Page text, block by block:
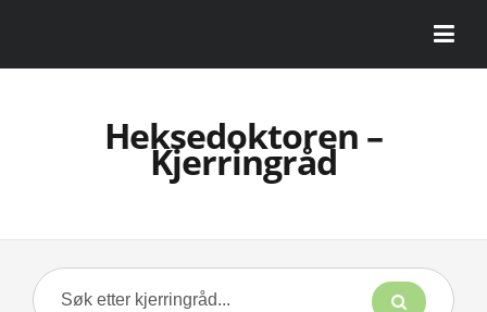
Heksedoktoren –
Kjerringråd